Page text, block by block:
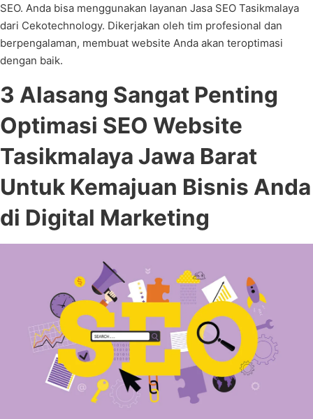
SEO. Anda bisa menggunakan layanan Jasa SEO Tasikmalaya
dari Cekotechnology. Dikerjakan oleh tim profesional dan
berpengalaman, membuat website Anda akan teroptimasi
dengan baik.
3 Alasang Sangat Penting
Optimasi SEO Website
Tasikmalaya Jawa Barat
Untuk Kemajuan Bisnis Anda
di Digital Marketing